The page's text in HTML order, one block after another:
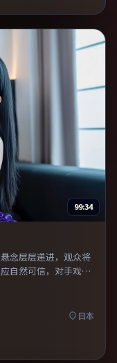
99:34
念层层递进，观众将
自然可信，对手戏张
情绪后劲较足。
日本